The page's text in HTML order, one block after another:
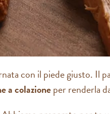
con il piede giusto. Il
a colazioneper renderla